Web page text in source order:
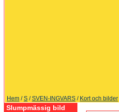
Hem /S /SVEN-INGVARS / Kort och bilder
Slumpmässig bild